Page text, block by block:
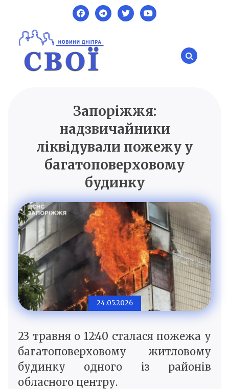
content
SVOI.DP.UA
Новини ДніпраЗапоріжжя:
надзвичайники
ліквідували пожежу у
багатоповерховому
будинку
24.05.2026
23 травня о 12:40 сталася пожежа у
багатоповерховому житловому
будинку одного із районів
обласного центру.